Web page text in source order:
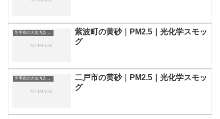
岩手県の大気汚染・PM2.5・黄砂・エアロゾルの数値
紫波町の黄砂｜PM2.5｜光化学スモッ
グ
岩手県の大気汚染・PM2.5・黄砂・エアロゾルの数値
二戸市の黄砂｜PM2.5｜光化学スモッ
グ